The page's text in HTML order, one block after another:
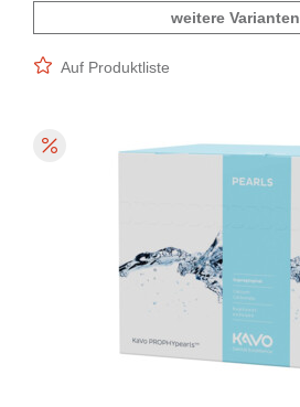
weitere Varianten
Auf Produktliste